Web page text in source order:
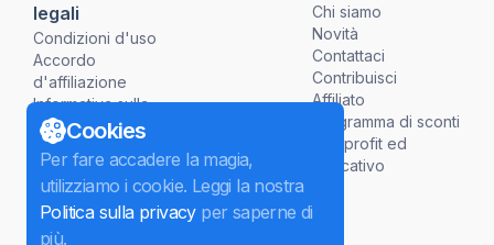
legali
Condizioni d'uso
Accordo
d'affiliazione
Informativa sulla
Privacy
Politiche di
Rimborso
Chi siamo
Novità
Contattaci
Contribuisci
Affiliato
Programma di sconti
non profit ed
educativo
Cookies
Per fare accadere la magia,
utilizziamo i cookie. Leggi la nostra
Politica sulla privacyper saperne di
più.